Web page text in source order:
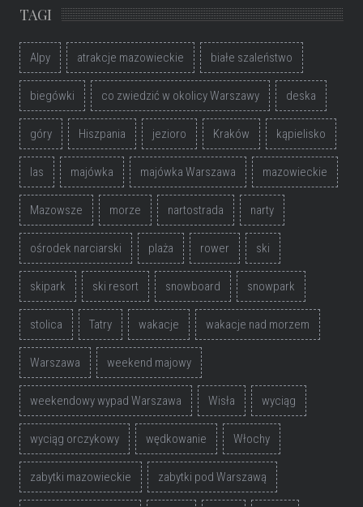
TAGI
Alpy atrakcje mazowieckie białe szaleństwo
biegówki co zwiedzić w okolicy Warszawy deska
góry Hiszpania jezioro Kraków kąpielisko
las majówka majówka Warszawa mazowieckie
Mazowsze morze nartostrada narty
ośrodek narciarski plaża rower ski
skipark ski resort snowboard snowpark
stolica Tatry wakacje wakacje nad morzem
Warszawa weekend majowy
weekendowy wypad Warszawa Wisła wyciąg
wyciąg orczykowy wędkowanie Włochy
zabytki mazowieckie zabytki pod Warszawą